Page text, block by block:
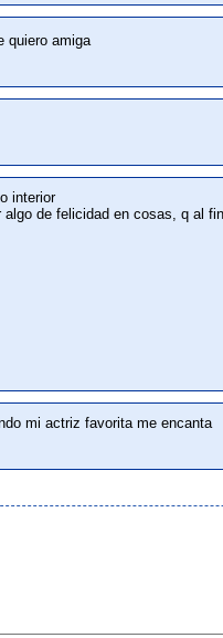
quiero amiga
interior
de felicidad en cosas, q al
mi actriz favorita me encanta